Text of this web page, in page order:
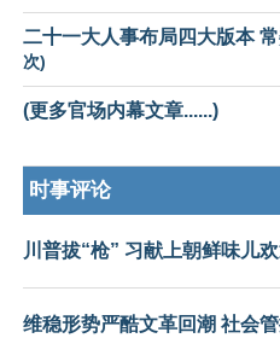
二十一大人事布局四大版本
次)
(更多官场内幕文章......)
时事评论
川普拔“枪” 习献上朝鲜味儿
维稳形势严酷文革回潮 社会